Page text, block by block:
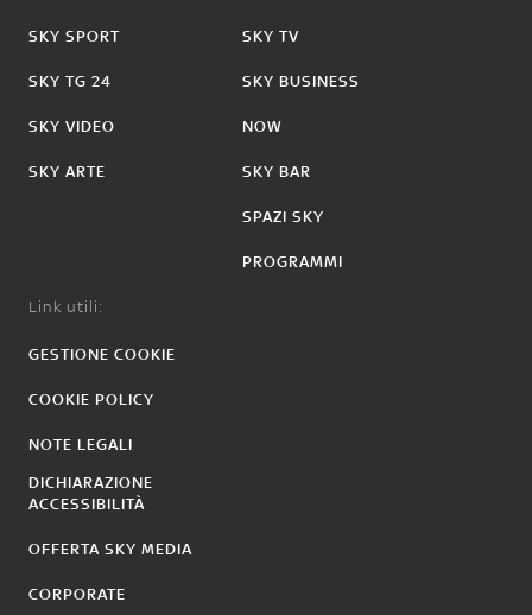
SKY SPORT
SKY TG 24
SKY VIDEO
SKY ARTE
SKY TV
SKY BUSINESS
NOW
SKY BAR
SPAZI SKY
PROGRAMMI
Link utili:
GESTIONE COOKIE
COOKIE POLICY
NOTE LEGALI
DICHIARAZIONE
ACCESSIBILITÀ
OFFERTA SKY MEDIA
CORPORATE